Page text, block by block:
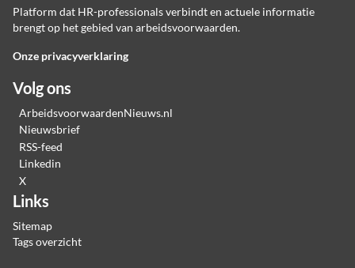
Platform dat HR-professionals verbindt en actuele informatie
brengt op het gebied van arbeidsvoorwaarden.
Onze privacyverklaring
Volg ons
ArbeidsvoorwaardenNieuws.nl
Nieuwsbrief
RSS-feed
Linkedin
X
Links
Sitemap
Tags overzicht